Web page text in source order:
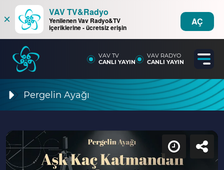
×
VAV TV&Radyo
Yenilenen Vav Radyo&TV
içeriklerine - ücretsiz erişin
AÇ
VAV TV
CANLI YAYIN
VAV RADYO
CANLI YAYIN
Pergelin Ayağı